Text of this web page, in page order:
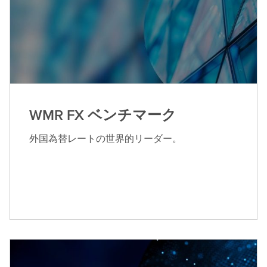
WMR FX ベンチマーク
外国為替レートの世界的リーダー。